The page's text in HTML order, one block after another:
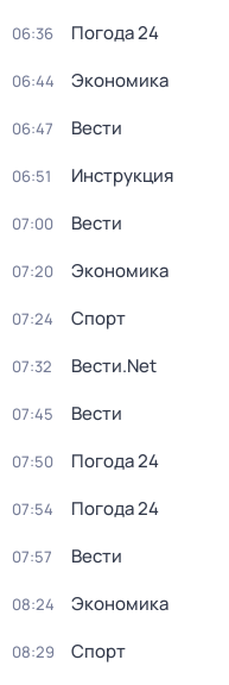
06:36 Погода 24
06:44 Экономика
06:47 Вести
06:51 Инструкция
07:00 Вести
07:20 Экономика
07:24 Спорт
07:32 Вести.Net
07:45 Вести
07:50 Погода 24
07:54 Погода 24
07:57 Вести
08:24 Экономика
08:29 Спорт